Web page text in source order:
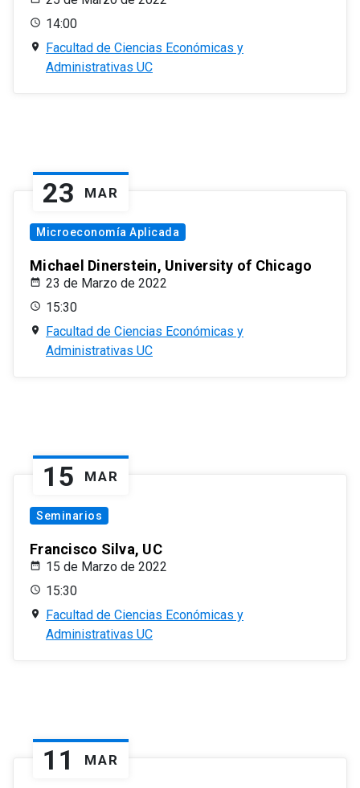
14:00
Facultad de Ciencias Económicas y
Administrativas UC
23 MAR
Microeconomía Aplicada
Michael Dinerstein, University of Chicago
23 de Marzo de 2022
15:30
Facultad de Ciencias Económicas y
Administrativas UC
15 MAR
Seminarios
Francisco Silva, UC
15 de Marzo de 2022
15:30
Facultad de Ciencias Económicas y
Administrativas UC
11 MAR